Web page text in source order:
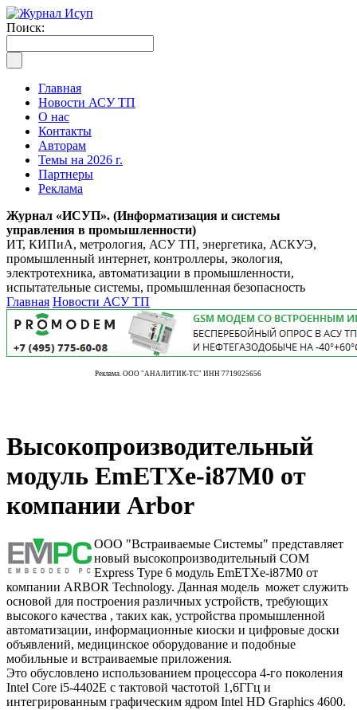
Поиск:
Главная
Новости АСУ ТП
О нас
Контакты
Авторам
Темы на 2026 г.
Партнеры
Реклама
Журнал «ИСУП». (Информатизация и системы
управления в промышленности)
ИТ, КИПиА, метрология, АСУ ТП, энергетика, АСКУЭ,
промышленный интернет, контроллеры, экология,
электротехника, автоматизации в промышленности,
испытательные системы, промышленная безопасность
Главная Новости АСУ ТП
Реклама. ООО "АНАЛИТИК-ТС" ИНН 7719025656
Высокопроизводительный
модуль EmETXe-i87M0 от
компании Arbor
ООО "Встраиваемые Системы" представляет
новый высокопроизводительный COM
Express Type 6 модуль EmETXe-i87M0 от
компании ARBOR Technology. Данная модель может служить
основой для построения различных устройств, требующих
высокого качества , таких как, устройства промышленной
автоматизации, информационные киоски и цифровые доски
объявлений, медицинское оборудование и подобные
мобильные и встраиваемые приложения.
Это обусловлено использованием процессора 4-го поколения
Intel Core i5-4402E с тактовой частотой 1,6ГГц и
интегрированным графическим ядром Intel HD Graphics 4600.